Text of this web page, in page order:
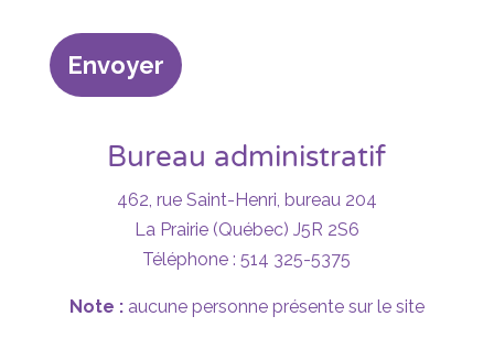
Bureau administratif
462, rue Saint-Henri, bureau 204
La Prairie (Québec) J5R 2S6
Téléphone : 514 325-5375
Note :aucune personne présente sur le site